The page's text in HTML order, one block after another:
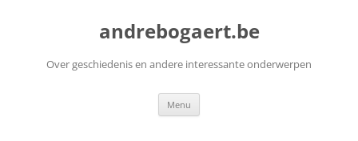
andrebogaert.be
Over geschiedenis en andere interessante onderwerpen
Menu